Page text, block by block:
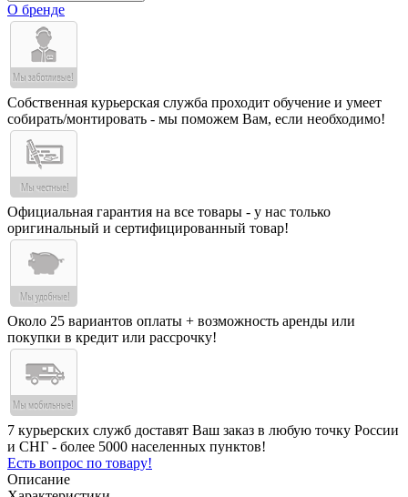
О бренде
Собственная курьерская служба проходит обучение и умеет
собирать/монтировать - мы поможем Вам, если необходимо!
Официальная гарантия на все товары - у нас только
оригинальный и сертифицированный товар!
Около 25 вариантов оплаты + возможность аренды или
покупки в кредит или рассрочку!
7 курьерских служб доставят Ваш заказ в любую точку России
и СНГ - более 5000 населенных пунктов!
Есть вопрос по товару!
Описание